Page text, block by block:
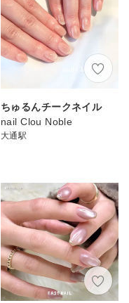
ちゅるんチークネイル
nail Clou Noble
大通駅